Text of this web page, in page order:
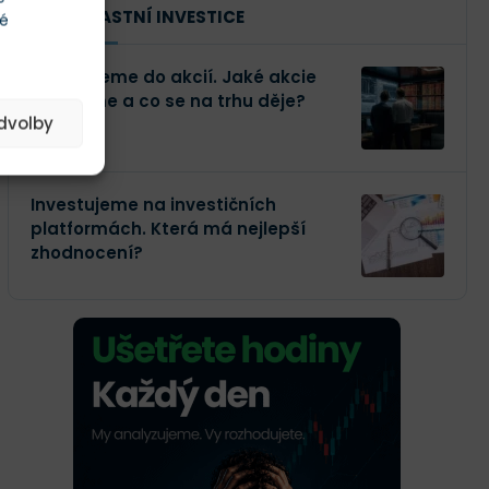
NAŠE VLASTNÍ INVESTICE
Investujeme do akcií. Jaké akcie
kupujeme a co se na trhu děje?
Investujeme na investičních
platformách. Která má nejlepší
zhodnocení?